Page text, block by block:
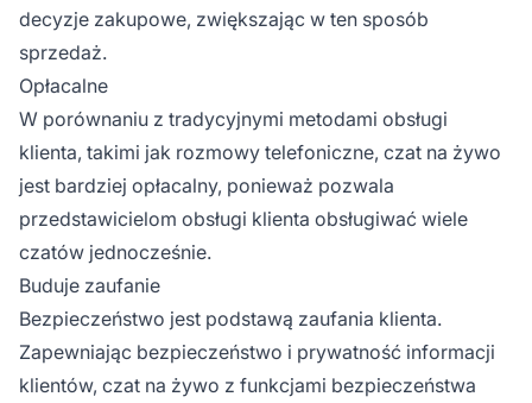
decyzje zakupowe, zwiększając w ten sposób
sprzedaż.
Opłacalne
W porównaniu z tradycyjnymi metodami obsługi
klienta, takimi jak rozmowy telefoniczne, czat na żywo
jest bardziej opłacalny, ponieważ pozwala
przedstawicielom obsługi klienta obsługiwać wiele
czatów jednocześnie.
Buduje zaufanie
Bezpieczeństwo jest podstawą zaufania klienta.
Zapewniając bezpieczeństwo i prywatność informacji
klientów, czat na żywo z funkcjami bezpieczeństwa